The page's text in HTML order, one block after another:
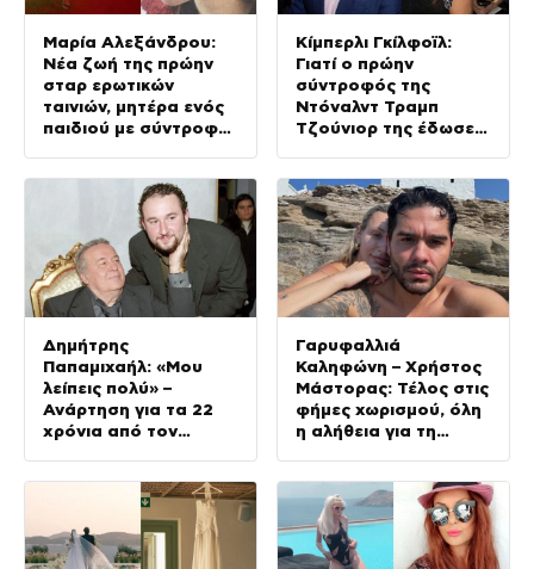
Μαρία Αλεξάνδρου:
Νέα ζωή της πρώην
σταρ ερωτικών
ταινιών, μητέρα ενός
παιδιού με σύντροφο
Κίμπερλι Γκίλφοϊλ:
Γιατί ο πρώην
σύντροφός της
Ντόναλντ Τραμπ
Τζούνιορ της έδωσε
μετά τον χωρισμό
Δημήτρης
Παπαμιχαήλ: «Μου
λείπεις πολύ» –
Ανάρτηση για τα 22
χρόνια από τον
Γαρυφαλλιά
Καληφώνη – Χρήστος
Μάστορας: Τέλος στις
φήμες χωρισμού, όλη
η αλήθεια για τη